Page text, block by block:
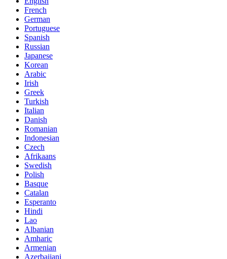
French
German
Portuguese
Spanish
Russian
Japanese
Korean
Arabic
Irish
Greek
Turkish
Italian
Danish
Romanian
Indonesian
Czech
Afrikaans
Swedish
Polish
Basque
Catalan
Esperanto
Hindi
Lao
Albanian
Amharic
Armenian
Azerbaijani